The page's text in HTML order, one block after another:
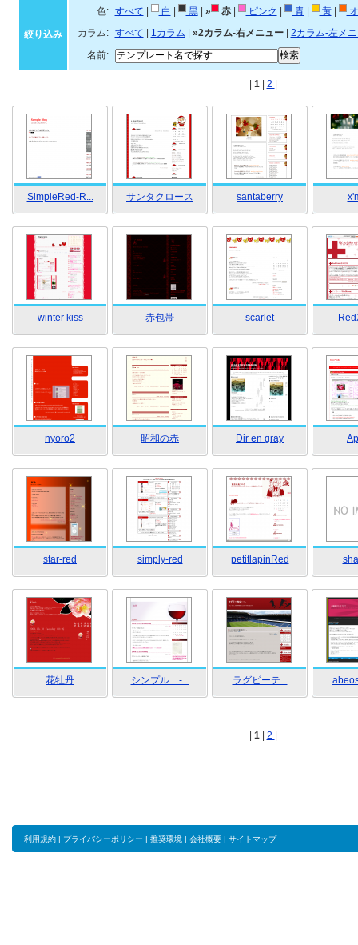
絞り込み
色: すべて 白 黒| » 赤| ピンク 青| 黄|
カラム:
すべて 1カラム »2カラム-右メニュー| 2カラム-左メ
名前:
1 2
SimpleRed-R... サンタクロース santaberry
winter kiss 赤包帯 scarlet
nyoro2 昭和の赤 Dir en gray
star-red simply-red petitlapinRed
花牡丹 シンプル -... ラグビーテ...
1 2
利用規約 | プライバシーポリシー | 推奨環境 | 会社概要 | サイトマップ